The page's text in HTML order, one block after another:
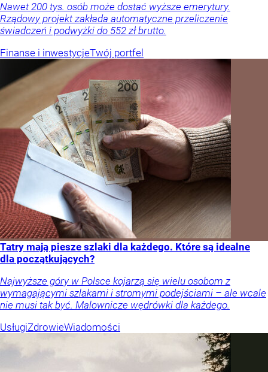
Nawet 200 tys. osób może dostać wyższe emerytury.
Rządowy projekt zakłada automatyczne przeliczenie
świadczeń i podwyżki do 552 zł brutto.
Finanse i inwestycjeTwój portfel
Tatry mają piesze szlaki dla każdego. Które są idealne
dla początkujących?
Najwyższe góry w Polsce kojarzą się wielu osobom z
wymagającymi szlakami i stromymi podejściami – ale wcale
nie musi tak być. Malownicze wędrówki dla każdego.
UsługiZdrowieWiadomości